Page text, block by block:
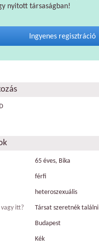
nyitott társaságban!
Ingyenes regisztráció
65 éves, Bika
férfi
heteroszexuális
itt? Társat szeretnék találni
Budapest
Kék